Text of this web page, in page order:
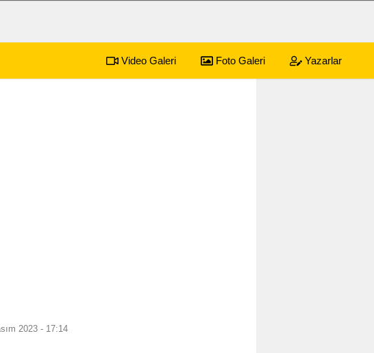
Video Galeri Foto Galeri Yazarlar
2023 - 17:14